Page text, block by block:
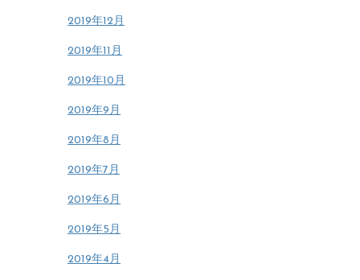
2019年12月
2019年11月
2019年10月
2019年9月
2019年8月
2019年7月
2019年6月
2019年5月
2019年4月